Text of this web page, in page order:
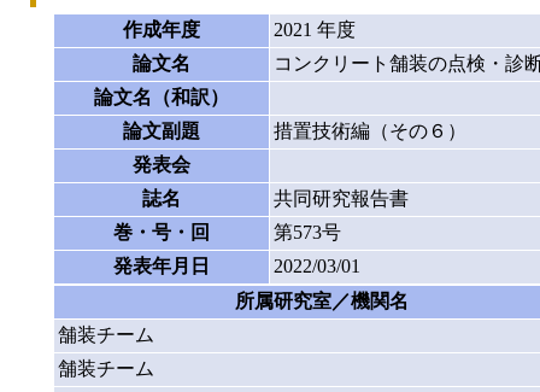
作成年度
2021 年度
論文名
コンクリート舗装の点検・診
論文名（和訳）
論文副題
措置技術編（その６）
発表会
誌名
共同研究報告書
巻・号・回
第573号
発表年月日
2022/03/01
所属研究室／機関名
舗装チーム
舗装チーム